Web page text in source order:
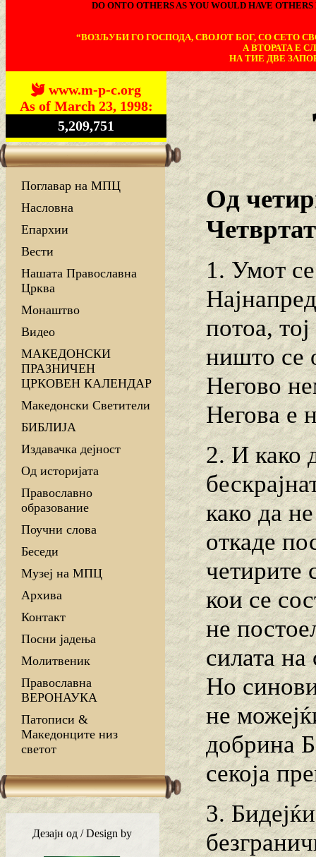
DO ONTO OTHERS AS YOU WOULD HAVE
“ВОЗЉУБИ ГО ГОСПОДА, СВОЈОТ БОГ, СО СЕТО
А ВТОРАТА Е
НА ТИЕ ДВЕ
www.m-p-c.org
As of March 23, 1998:
5,209,751
Поглавар на МПЦ
Насловна
Епархии
Вести
Нашата Православна
Црква
Монаштво
Видео
МАКЕДОНСКИ
ПРАЗНИЧЕН
ЦРКОВЕН КАЛЕНДАР
Македонски Светители
БИБЛИЈА
Издавачка дејност
Од историјата
Православно
образование
Поучни слова
Беседи
Музеј на МПЦ
Архива
Контакт
Посни јадења
Молитвеник
Православна
ВЕРОНАУКА
Патописи &
Македонците низ
светот
Дезајн од / Design by
Од
1. Умот
потоа,
ништо се
Негово
Негова е
2. И како
како да
откаде
четирите
кои се
не
силата на
Но
не
добрина
секоја
3.